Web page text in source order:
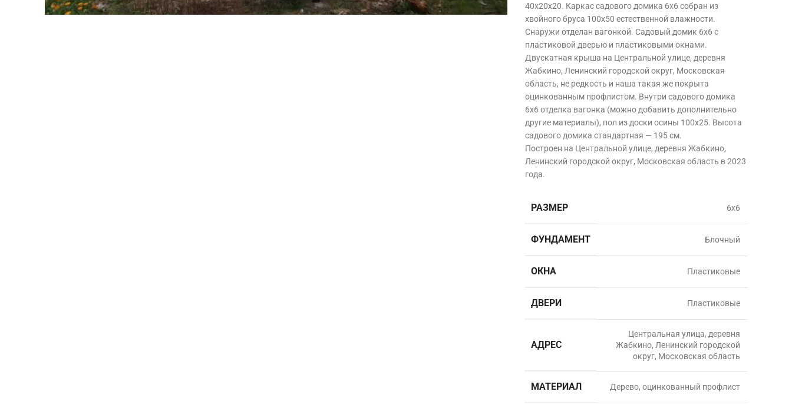
40х20х20. Каркас садового домика 6х6 собран из
хвойного бруса 100х50 естественной влажности.
Снаружи отделан вагонкой. Садовый домик 6х6 с
пластиковой дверью и пластиковыми окнами.
Двускатная крыша на Центральной улице, деревня
Жабкино, Ленинский городской округ, Московская
область, не редкость и наша такая же покрыта
оцинкованным профлистом. Внутри садового домика
6х6 отделка вагонка (можно добавить дополнительно
другие материалы), пол из доски осины 100х25. Высота
садового домика стандартная — 195 см.
Построен на Центральной улице, деревня Жабкино,
Ленинский городской округ, Московская область в2023
года.
РАЗМЕР 6х6
ФУНДАМЕНТ Блочный
ОКНА Пластиковые
ДВЕРИ Пластиковые
АДРЕС
Центральная улица, деревня
Жабкино, Ленинский городской
округ, Московская область
МАТЕРИАЛ Дерево, оцинкованный профлист